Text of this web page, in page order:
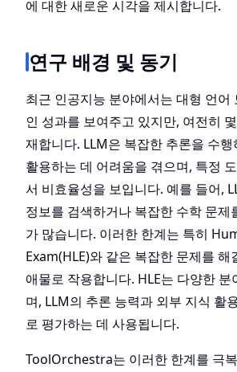
에 대한 새로운 시각을 제시합니다.
연구 배경 및 동기
최근 인공지능 분야에서는 대형 언어
인 성과를 보여주고 있지만, 여전히
재합니다. LLM은 복잡한 추론을 수
활용하는 데 어려움을 겪으며, 특정
서 비효율성을 보입니다. 예를 들어,
정보를 검색하거나 복잡한 수학 문제
가 많습니다. 이러한 한계는 특히
Exam(HLE)와 같은 복잡한 문제를 해
애물로 작용합니다. HLE는 다양한
며, LLM의 추론 능력과 외부 지식 활
로 평가하는 데 사용됩니다.
ToolOrchestra는 이러한 한계를 극